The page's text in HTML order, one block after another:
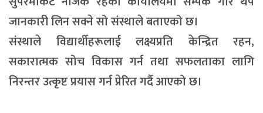
जानकारी लिन सक्ने सो संस्थाले बताएको छ।
संस्थाले विद्यार्थीहरूलाई लक्ष्यप्रति केन्द्रित रहन,
सकारात्मक सोच विकास गर्न तथा सफलताका लागि
निरन्तर उत्कृष्ट प्रयास गर्न प्रेरित गर्दै आएको छ।